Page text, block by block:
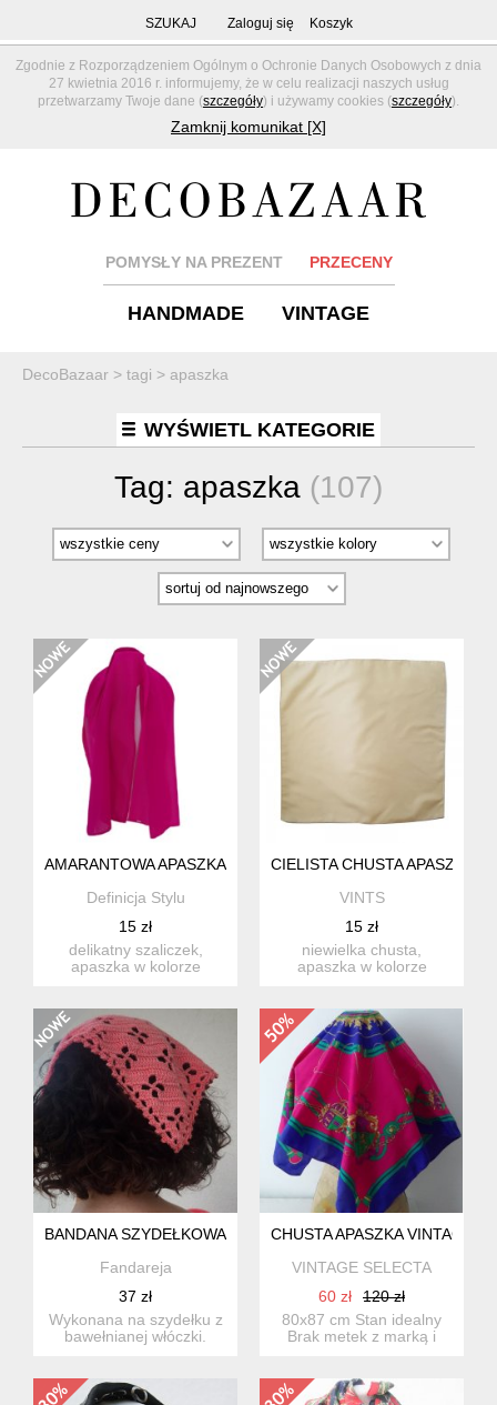
Zgodnie z Rozporządzeniem Ogólnym o Ochronie Danych Osobowych z dnia
27 kwietnia 2016 r. informujemy, że w celu realizacji naszych usług
przetwarzamy Twoje dane (szczegóły) i używamy cookies (szczegóły).
Zamknij komunikat [X]
SZUKAJ Zaloguj się Koszyk
POMYSŁY NA PREZENT PRZECENY
HANDMADE VINTAGE
DecoBazaar > tagi > apaszka
WYŚWIETL KATEGORIE
Tag: apaszka (107)
AMARANTOWA APASZKA
Definicja Stylu
15 zł
delikatny szaliczek,
apaszka w kolorze
CIELISTA CHUSTA APASZKA
VINTS
15 zł
niewielka chusta,
apaszka w kolorze
BANDANA SZYDEŁKOWA
Fandareja
37 zł
Wykonana na szydełku z
bawełnianej włóczki.
CHUSTA APASZKA VINTAGE
VINTAGE SELECTA
60 zł
120 zł
80x87 cm Stan idealny
Brak metek z marką i